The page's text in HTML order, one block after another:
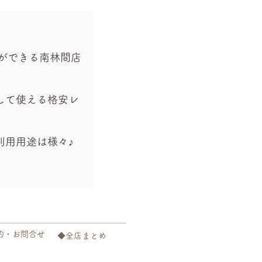
できる南林間店
て使える格安レ
用用途は様々♪
◆全店まとめ
お問合せ